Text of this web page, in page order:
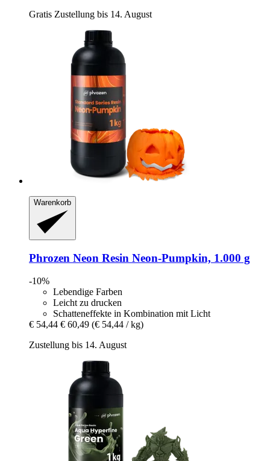
Gratis Zustellung bis 14. August
Warenkorb
Phrozen Neon Resin Neon-​Pumpkin, 1.000 g
-10%
Lebendige Farben
Leicht zu drucken
Schatteneffekte in Kombination mit Licht
€ 54,44 € 60,49 (€ 54,44 / kg)
Zustellung bis 14. August